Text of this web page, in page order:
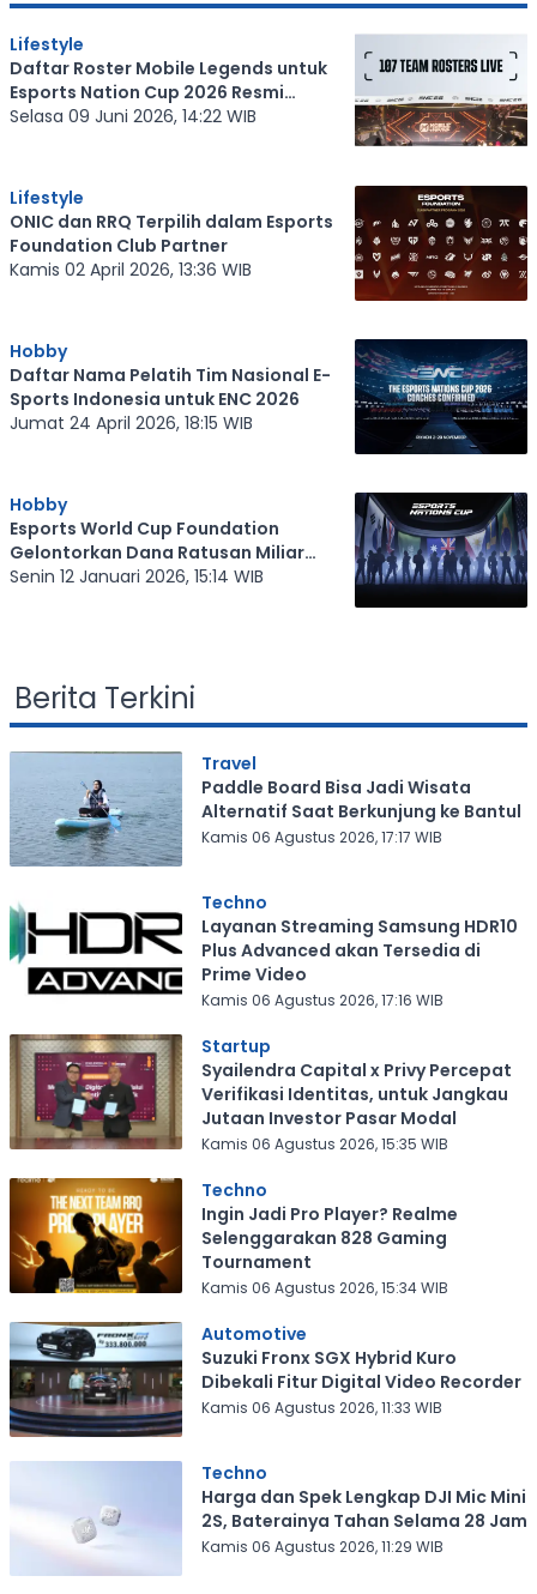
Lifestyle
Daftar Roster Mobile Legends untuk
Esports Nation Cup 2026 Resmi
Diumumkan
Selasa 09 Juni 2026, 14:22 WIB
Lifestyle
ONIC dan RRQ Terpilih dalam Esports
Foundation Club Partner
Kamis 02 April 2026, 13:36 WIB
Hobby
Daftar Nama Pelatih Tim Nasional E-
Sports Indonesia untuk ENC 2026
Jumat 24 April 2026, 18:15 WIB
Hobby
Esports World Cup Foundation
Gelontorkan Dana Ratusan Miliar
untuk Dukung ENC
Senin 12 Januari 2026, 15:14 WIB
Berita Terkini
Travel
Paddle Board Bisa Jadi Wisata
Alternatif Saat Berkunjung ke Bantul
Kamis 06 Agustus 2026, 17:17 WIB
Techno
Layanan Streaming Samsung HDR10
Plus Advanced akan Tersedia di
Prime Video
Kamis 06 Agustus 2026, 17:16 WIB
Startup
Syailendra Capital x Privy Percepat
Verifikasi Identitas, untuk Jangkau
Jutaan Investor Pasar Modal
Kamis 06 Agustus 2026, 15:35 WIB
Techno
Ingin Jadi Pro Player? Realme
Selenggarakan 828 Gaming
Tournament
Kamis 06 Agustus 2026, 15:34 WIB
Automotive
Suzuki Fronx SGX Hybrid Kuro
Dibekali Fitur Digital Video Recorder
Kamis 06 Agustus 2026, 11:33 WIB
Techno
Harga dan Spek Lengkap DJI Mic Mini
2S, Baterainya Tahan Selama 28 Jam
Kamis 06 Agustus 2026, 11:29 WIB